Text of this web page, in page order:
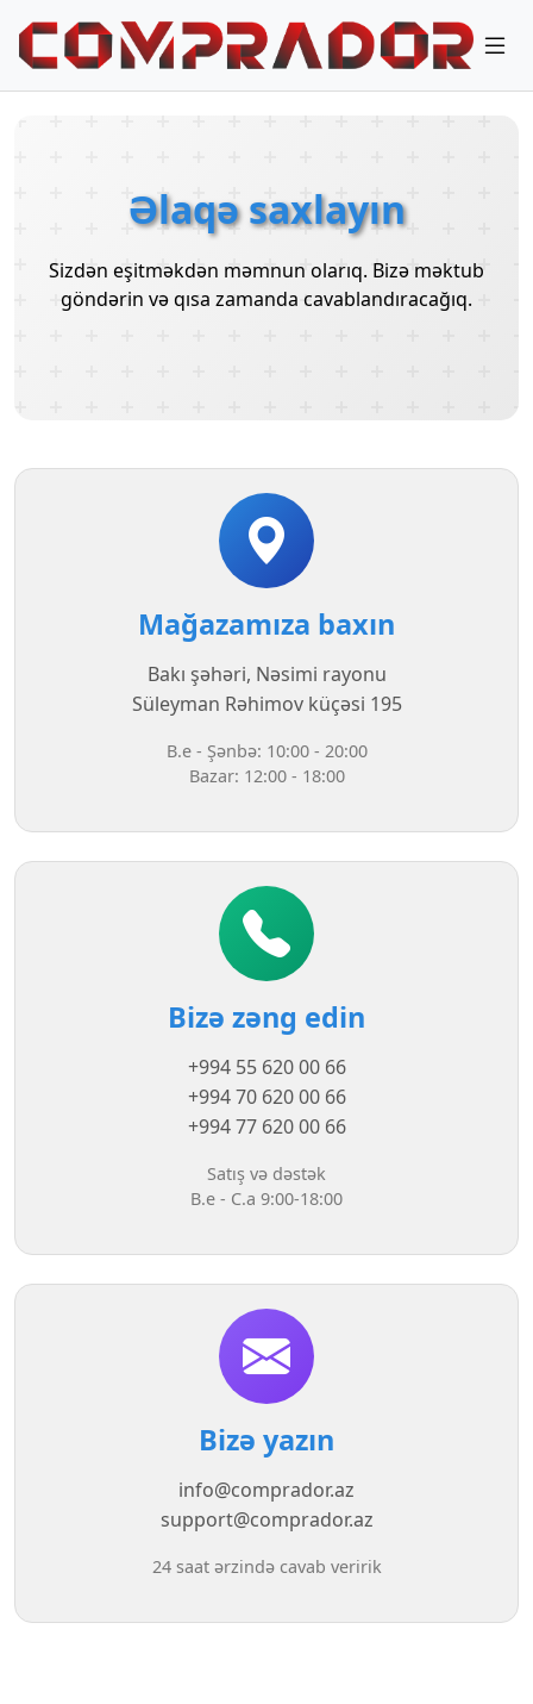
Əlaqə saxlayın
Sizdən eşitməkdən məmnun olarıq. Bizə məktub
göndərin və qısa zamanda cavablandıracağıq.
Mağazamıza baxın
Bakı şəhəri, Nəsimi rayonu
Süleyman Rəhimov küçəsi 195
B.e - Şənbə: 10:00 - 20:00
Bazar: 12:00 - 18:00
Bizə zəng edin
+994 55 620 00 66
+994 70 620 00 66
+994 77 620 00 66
Satış və dəstək
B.e - C.a 9:00-18:00
Bizə yazın
info@comprador.az
support@comprador.az
24 saat ərzində cavab veririk